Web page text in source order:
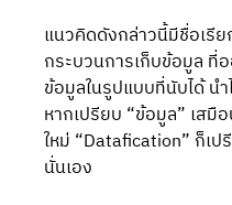
แนวคิดดังกล่าวนี้มีชื่อเรีย
กระบวนการเก็บข้อมูล ที่
ข้อมูลในรูปแบบที่นับได้ น
หากเปรียบ “ข้อมูล” เส
ใหม่ “Datafication” ก็เ
นั่นเอง